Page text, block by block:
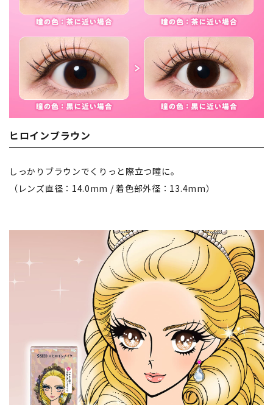
ヒロインブラウン
しっかりブラウンでくりっと際立つ瞳に。
（レンズ直径：14.0mm / 着色部外径：13.4mm）